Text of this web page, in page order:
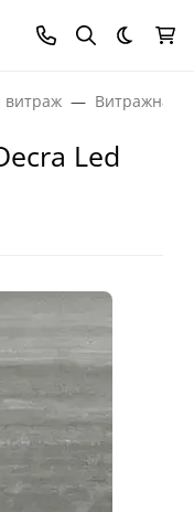
Темная
витраж Витражная
Led